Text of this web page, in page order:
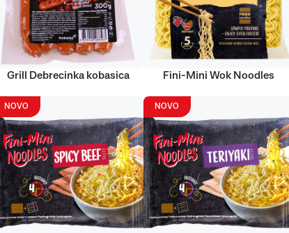
Grill Debrecinka kobasica Fini-Mini Wok Noodles
NOVO NOVO